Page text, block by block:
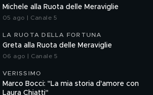
Michele alla Ruota delle Meraviglie
05 ago | Canale 5
LA RUOTA DELLA FORTUNA
Greta alla Ruota delle Meraviglie
06 ago | Canale 5
VERISSIMO
Marco Bocci: "La mia storia d'amore con
Laura Chiatti"